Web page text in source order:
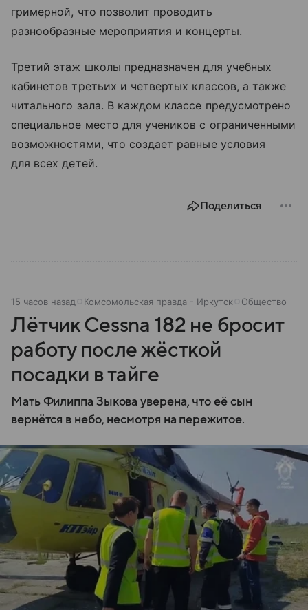
гримерной, что позволит проводить
разнообразные мероприятия и концерты.
Третий этаж школы предназначен для учебных
кабинетов третьих и четвертых классов, а также
читального зала. В каждом классе предусмотрено
специальное место для учеников с ограниченными
возможностями, что создает равные условия
для всех детей.
Поделиться
15 часов назад Комсомольская правда - Иркутск Общество
Лётчик Cessna 182 не бросит
работу после жёсткой
посадки в тайге
Мать Филиппа Зыкова уверена, что её сын
вернётся в небо, несмотря на пережитое.